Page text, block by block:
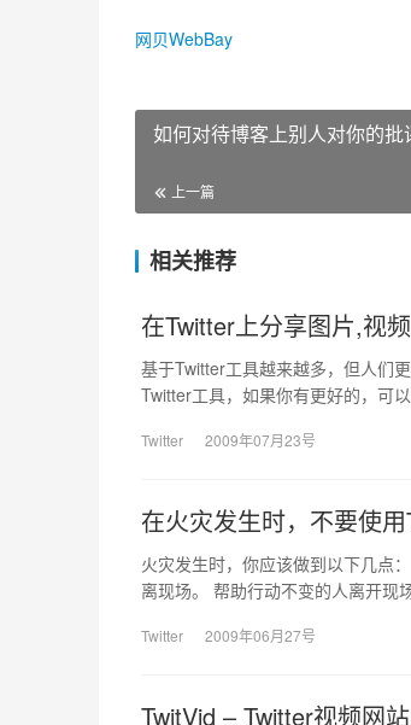
网贝WebBay
如何对待博客上别人对你的批
上一篇
相关推荐
在Twitter上分享图片,视
基于Twitter工具越来越多，但人们
Twitter工具，如果你有更好的，可
Twitter 2009年07月23号
在火灾发生时，不要使
火灾发生时，你应该做到以下几点
离现场。 帮助行动不变的人离开
Twitter 2009年06月27号
TwitVid – Twitter视频网